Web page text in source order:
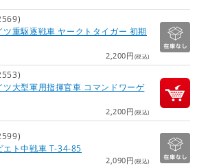
重駆逐戦車 ヤークトタイガー 初期
2,200円(税込)
大型軍用指揮官車 コマンドワーゲ
2,200円(税込)
エト中戦車 T-34-85
2,090円(税込)